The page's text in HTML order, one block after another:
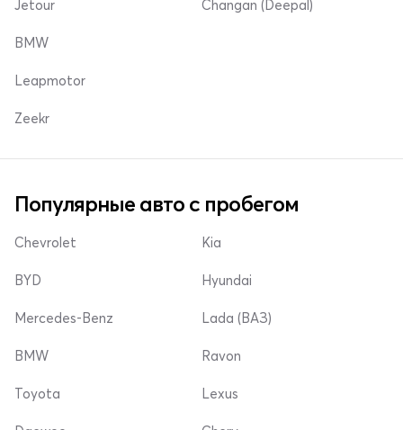
Jetour Changan (Deepal)
BMW
Leapmotor
Zeekr
Популярные авто с пробегом
Chevrolet
BYD
Mercedes-Benz
Kia
Hyundai
Lada (ВАЗ)
BMW
Toyota
Ravon
Lexus